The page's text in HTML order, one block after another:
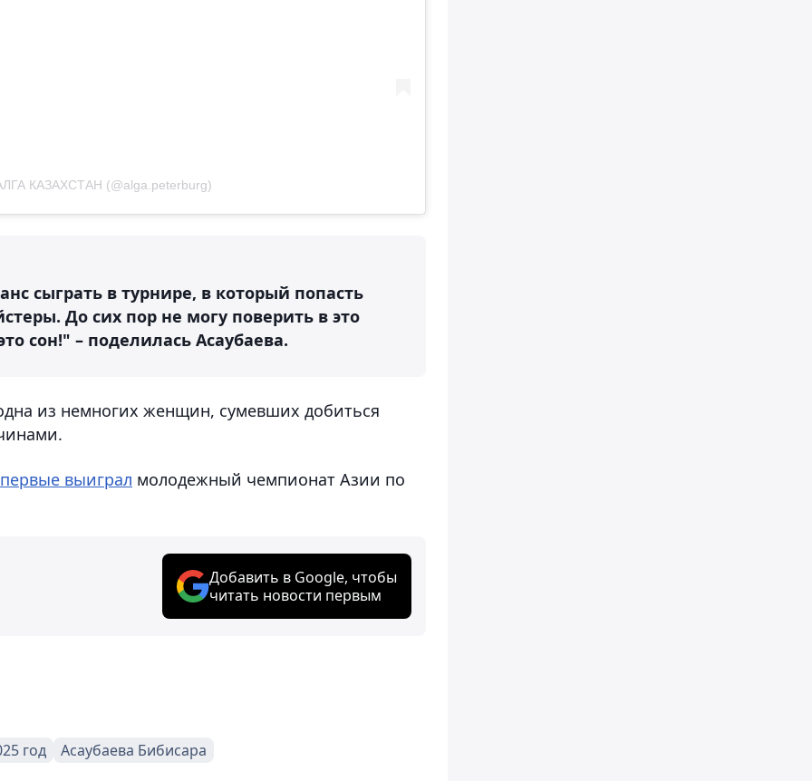
КАЗАХСТАН (@alga.peterburg)
сыграть в турнире, в который попасть
До сих пор не могу поверить в это
сон!" – поделилась Асаубаева.
из немногих женщин, сумевших добиться
выиграл молодежный чемпионат Азии по
Добавить в Google, чтобы
читать новости первым
год Асаубаева Бибисара